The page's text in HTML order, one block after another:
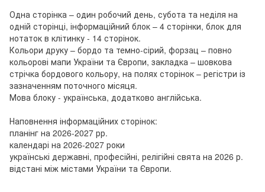
Одна сторінка – один робочий день, субота та неділя на
одній сторінці, інформаційний блок – 4 сторінки, блок для
нотаток в клітинку - 14 сторінок.
Кольори друку – бордо та темно-сірий, форзац – повно
кольорові мапи України та Європи, закладка – шовкова
стрічка бордового кольору, на полях сторінок – регістри із
зазначенням поточного місяця.
Мова блоку - українська, додатково англійська.
Наповнення інформаційних сторінок:
планінг на 2026-2027 рр.
календарі на 2026-2027 роки
українські державні, професійні, релігійні свята на 2026 р.
відстані між містами України та Європи.